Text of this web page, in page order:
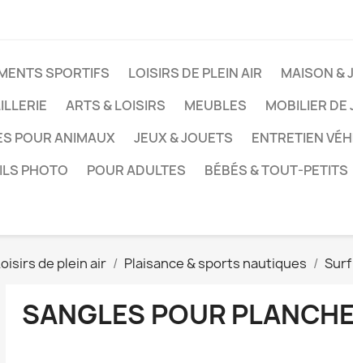
SPORTIFS LOISIRS DE PLEIN AIR MAISON &
ARTS & LOISIRS MEUBLES MOBILIER DE
POUR ANIMAUX
JEUX & JOUETS ENTRETIEN
PHOTO
POUR ADULTES BÉBÉS & TOUT-PETITS
de plein air Plaisance & sports nautiques Surf
SANGLES POUR